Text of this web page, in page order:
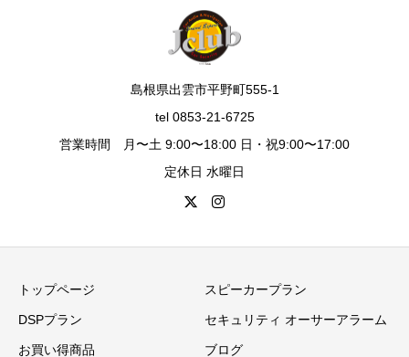
島根県出雲市平野町555-1
tel 0853-21-6725
営業時間 月〜土 9:00〜18:00 日・祝9:00〜17:00
定休日 水曜日
トップページ スピーカープラン
DSPプラン セキュリティ オーサーアラーム
お買い得商品 ブログ